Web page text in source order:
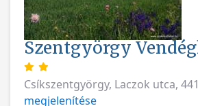
Szentgyörgy
Csíkszentgyörgy, Laczok utca,
megjelenítése